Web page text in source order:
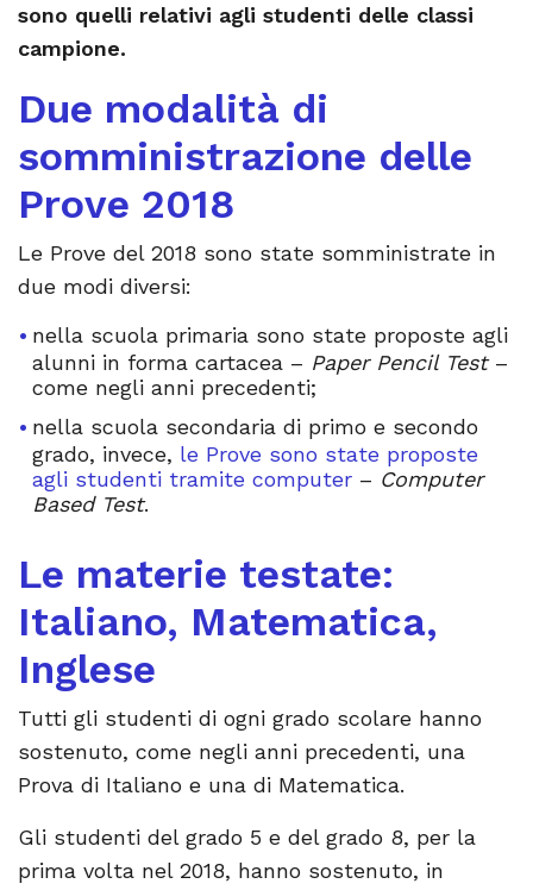
sono quelli relativi agli studenti delle classi
campione.
Due modalità di
somministrazione delle
Prove 2018
Le Prove del 2018 sono state somministrate in
due modi diversi:
nella scuola primaria sono state proposte agli
alunni in forma cartacea – Paper Pencil Test–
come negli anni precedenti;
nella scuola secondaria di primo e secondo
grado, invece, le Prove sono state proposte
agli studenti tramite computer – Computer
Based Test.
Le materie testate:
Italiano, Matematica,
Inglese
Tutti gli studenti di ogni grado scolare hanno
sostenuto, come negli anni precedenti, una
Prova di Italiano e una di Matematica.
Gli studenti del grado 5 e del grado 8, per la
prima volta nel 2018, hanno sostenuto, in